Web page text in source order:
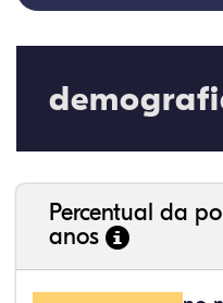
Percentual da
anos